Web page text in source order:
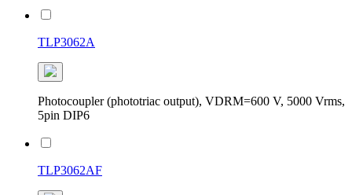
TLP3062A
Photocoupler (phototriac output), VDRM=600 V, 5000 Vrms,
5pin DIP6
TLP3062AF